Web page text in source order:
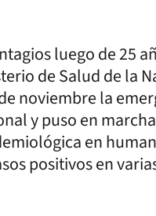
luego de 25
de Salud de la
noviembre la
y puso en
en
positivos en